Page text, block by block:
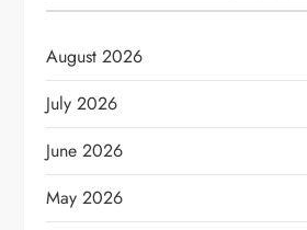
August 2026
July 2026
June 2026
May 2026